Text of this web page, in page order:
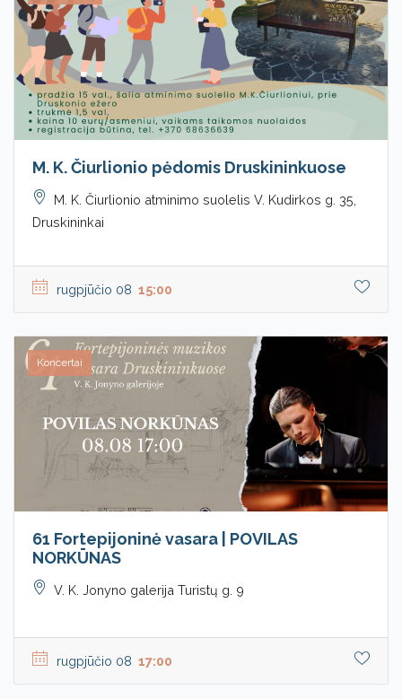
M. K. Čiurlionio pėdomis Druskininkuose
M. K. Čiurlionio atminimo suolelis V. Kudirkos g. 35,
Druskininkai
rugpjūčio 08 15:00
Koncertai
61 Fortepijoninė vasara | POVILAS
NORKŪNAS
V. K. Jonyno galerija Turistų g. 9
rugpjūčio 08 17:00